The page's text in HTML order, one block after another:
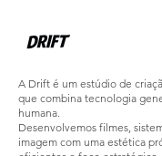
A Drift é um estúdio de
que combina tecnologia
humana.
Desenvolvemos filmes,
imagem com uma estética